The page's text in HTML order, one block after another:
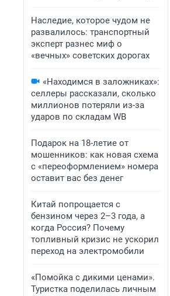
Наследие, которое чудом не
развалилось: транспортный
эксперт разнес миф о
«вечных» советских дорогах
«Находимся в заложниках»:
селлеры рассказали, сколько
миллионов потеряли из-за
ударов по складам WB
Подарок на 18-летие от
мошенников: как новая схема
с «переоформлением» номера
оставит вас без денег
Китай попрощается с
бензином через 2–3 года, а
когда Россия? Почему
топливный кризис не ускорил
переход на электромобили
«Помойка с дикими ценами».
Туристка поделилась личным